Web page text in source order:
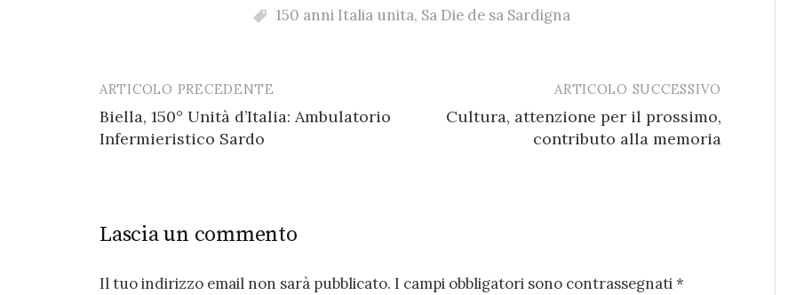
150 anni Italia unita, Sa Die de sa Sardigna
Post
navigation
ARTICOLO PRECEDENTE
Biella, 150° Unità d’Italia: Ambulatorio
Infermieristico Sardo
ARTICOLO SUCCESSIVO
Cultura, attenzione per il prossimo,
contributo alla memoria
Lascia un commento
Il tuo indirizzo email non sarà pubblicato. I campi obbligatori sono contrassegnati*